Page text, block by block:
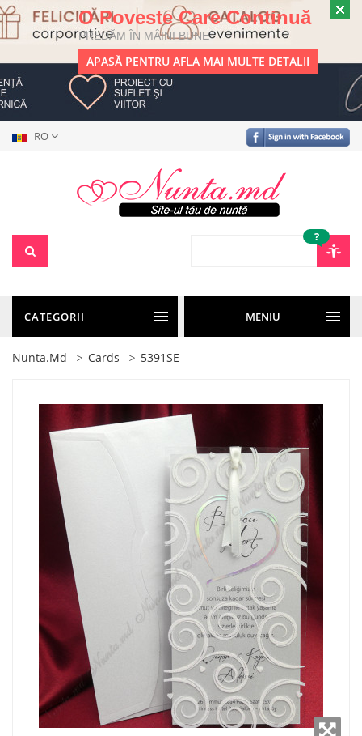
O Poveste Care Continuă
PREDĂM ÎN MÂINI BUNE
APASĂ PENTRU AFLA MAI MULTE DETALII
RO
?
CATEGORII MENIU
Nunta.md Cards 5391SE